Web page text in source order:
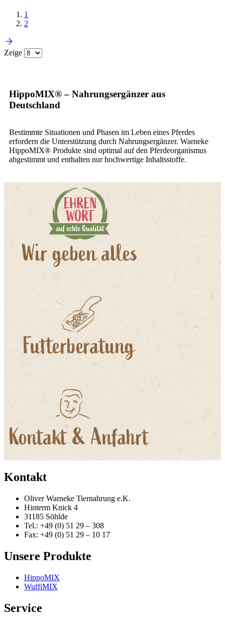
1
2
Zeige
HippoMIX® – Nahrungsergänzer aus
Deutschland
Bestimmte Situationen und Phasen im Leben eines Pferdes
erfordern die Unterstützung durch Nahrungsergänzer. Warneke
HippoMIX® Produkte sind optimal auf den Pferdeorganismus
abgestimmt und enthalten nur hochwertige Inhaltsstoffe.
Kontakt
Oliver Warneke Tiernahrung e.K.
Hinterm Knick 4
31185 Söhlde
Tel.: +49 (0) 51 29 – 308
Fax: +49 (0) 51 29 – 10 17
Unsere Produkte
HippoMIX
WuffiMIX
Service